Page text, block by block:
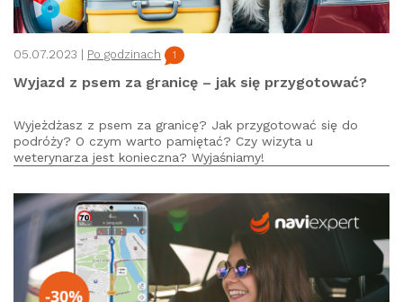
05.07.2023 | Po godzinach 1
Wyjazd z psem za granicę – jak się przygotować?
Wyjeżdżasz z psem za granicę? Jak przygotować się do
podróży? O czym warto pamiętać? Czy wizyta u
weterynarza jest konieczna? Wyjaśniamy!